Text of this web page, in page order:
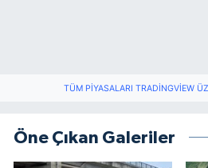
TÜM PIYASALARI TRADINGVIEW
Öne Çıkan Galeriler